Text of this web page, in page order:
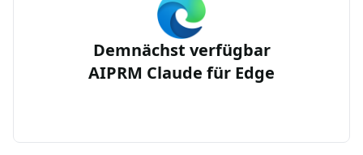
Demnächst verfügbar
AIPRM Claude für Edge